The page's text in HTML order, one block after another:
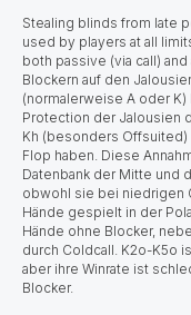
Stealing blinds from late
used by players at all
both passive (via call)
Blockern auf den
(normalerweise A oder
Protection der Jalousien
Kh (besonders
Flop haben. Diese
Datenbank der Mitte und
obwohl sie bei niedrigen
Hände gespielt in der
Hände ohne Blocker,
durch Coldcall. K2o-K5o
aber ihre Winrate ist
Blocker.